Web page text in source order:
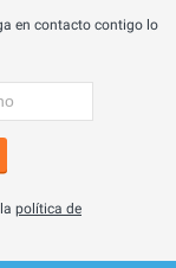
en contacto contigo lo
política de